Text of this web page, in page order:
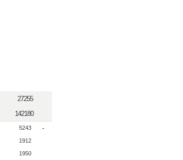
27255
142180
5243 -
1912
1950